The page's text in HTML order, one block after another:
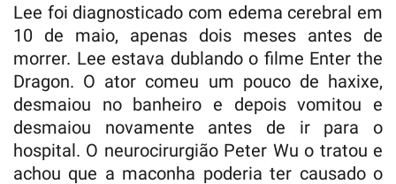
Lee foi diagnosticado com edema cerebral em
10 de maio, apenas dois meses antes de
morrer. Lee estava dublando o filme Enter the
Dragon. O ator comeu um pouco de haxixe,
desmaiou no banheiro e depois vomitou e
desmaiou novamente antes de ir para o
hospital. O neurocirurgião Peter Wu o tratou e
achou que a maconha poderia ter causado o